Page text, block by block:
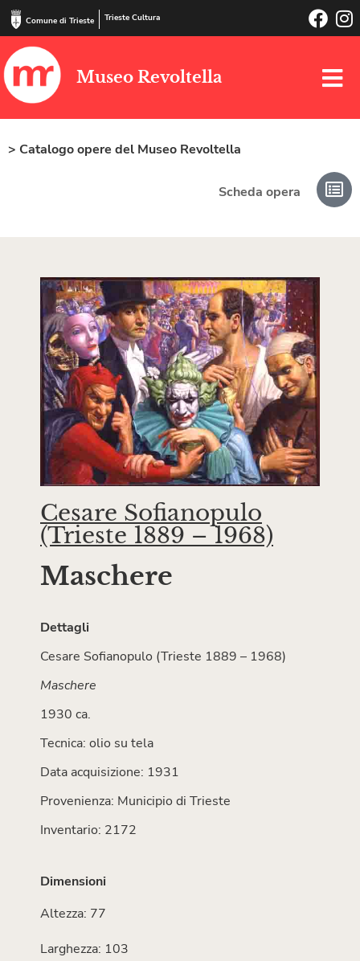
Comune di Trieste Trieste Cultura
Museo Revoltella
> Catalogo opere del Museo Revoltella
Scheda opera
Cesare Sofianopulo
(Trieste 1889 – 1968)
Maschere
Dettagli
Cesare Sofianopulo (Trieste 1889 – 1968)
Maschere
1930 ca.
Tecnica: olio su tela
Data acquisizione: 1931
Provenienza: Municipio di Trieste
Inventario: 2172
Dimensioni
Altezza: 77
Larghezza: 103